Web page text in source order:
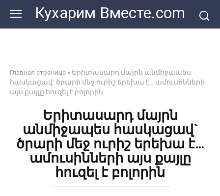
контенту
Кухарим Вместе.com
Главная страница » Երիտասարդ մայրն անմիջապես
հասկացավ` ծրարի մեջ ուրիշ երեխա է… ամուսինների
այս քայլը հուզել է բոլորին
Երիտասարդ մայրն
անմիջապես հասկացավ`
ծրարի մեջ ուրիշ երեխա է…
ամուսինների այս քայլը
հուզել է բոլորին